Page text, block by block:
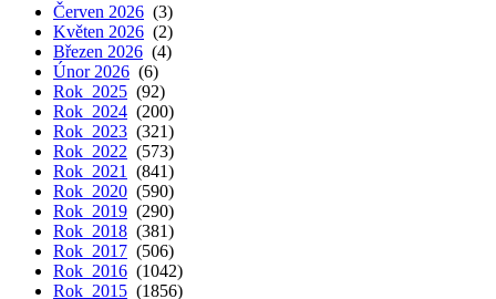
Červen 2026 (3)
Květen 2026 (2)
Březen 2026 (4)
Únor 2026 (6)
Rok 2025 (92)
Rok 2024 (200)
Rok 2023 (321)
Rok 2022 (573)
Rok 2021
(841)
Rok 2020 (590)
Rok 2019 (290)
Rok 2018 (381)
Rok 2017 (506)
Rok 2016 (1042)
Rok 2015 (1856)